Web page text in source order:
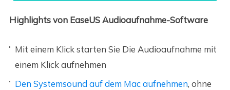
Highlights von EaseUS Audioaufnahme-Software
Mit einem Klick starten Sie Die Audioaufnahme mit
einem Klick aufnehmen
Den Systemsound auf dem Mac aufnehmen, ohne